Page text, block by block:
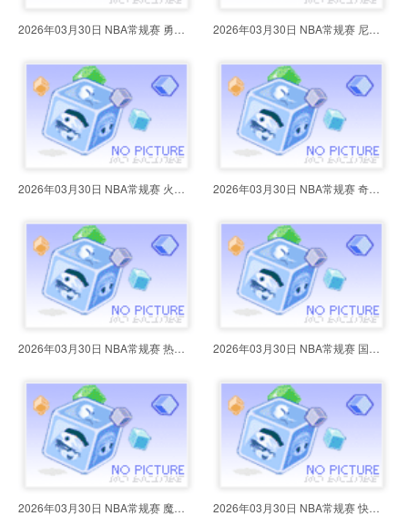
2026年03月30日 NBA常规赛 勇士vs 2026年03月30日 NBA常规赛 尼克斯v
2026年03月30日 NBA常规赛 火箭vs 2026年03月30日 NBA常规赛 奇才vs
2026年03月30日 NBA常规赛 热火vs 2026年03月30日 NBA常规赛 国王vs
2026年03月30日 NBA常规赛 魔术vs 2026年03月30日 NBA常规赛 快船vs